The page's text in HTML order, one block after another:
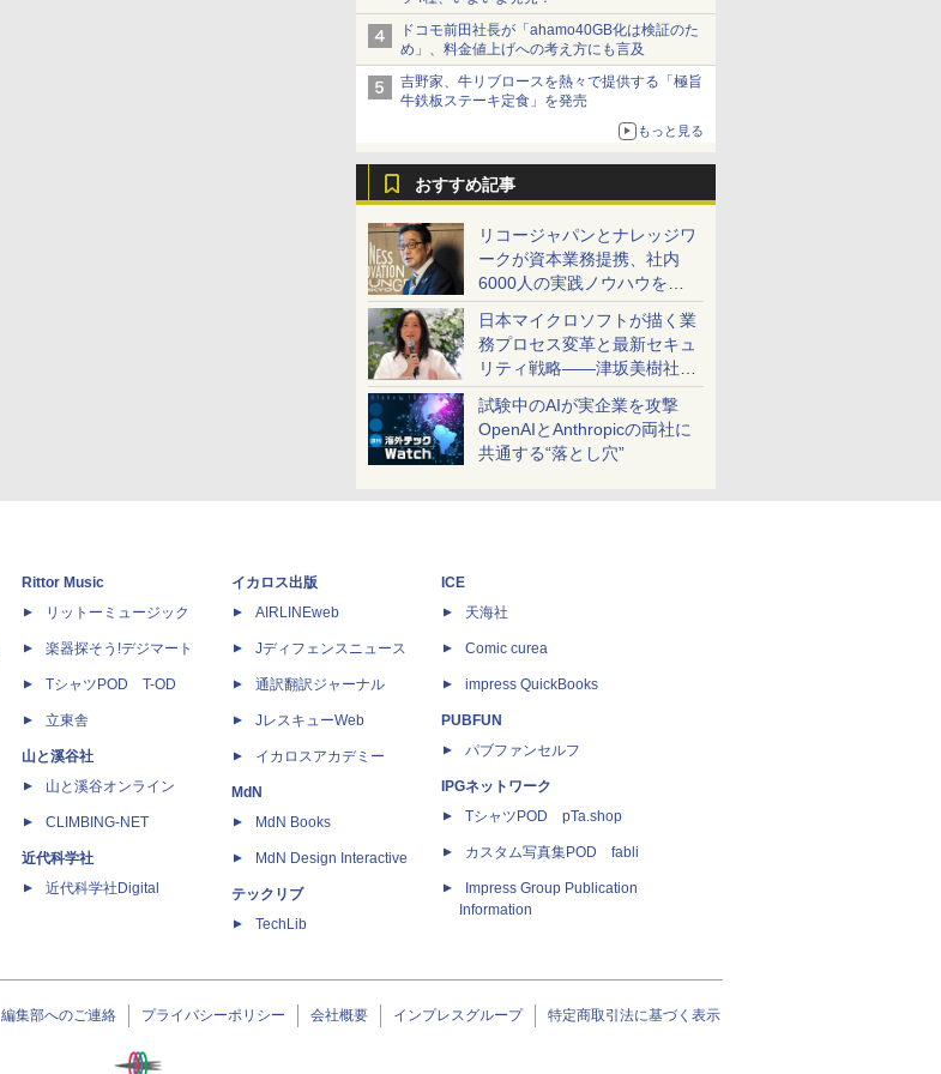
ドコモ前田社長が「ahamo40GB化は検証のた
め」、料金値上げへの考え方にも言及
吉野家、牛リブロースを熱々で提供する「極旨
牛鉄板ステーキ定食」を発売
もっと見る
おすすめ記事
リコージャパンとナレッジワ
ークが資本業務提携、社内
6000人の実践ノウハウを生
かした「AI商談記録 for
RICOH」を展開へ
日本マイクロソフトが描く業
務プロセス変革と最新セキュ
リティ戦略――津坂美樹社長
が2027年度戦略を説明
試験中のAIが実企業を攻撃
OpenAIとAnthropicの両社に
共通する“落とし穴”
Rittor Music
リットーミュージック
楽器探そう!デジマート
TシャツPOD T-OD
立東舎
山と溪谷社
山と溪谷オンライン
CLIMBING-NET
近代科学社
近代科学社Digital
イカロス出版
AIRLINEweb
Jディフェンスニュース
通訳翻訳ジャーナル
JレスキューWeb
イカロスアカデミー
MdN
MdN Books
MdN Design Interactive
テックリブ
TechLib
ICE
天海社
Comic curea
impress QuickBooks
PUBFUN
パブファンセルフ
IPGネットワーク
TシャツPOD pTa.shop
カスタム写真集POD fabli
Impress Group Publication
Information
編集部へのご連絡 プライバシーポリシー 会社概要 インプレスグループ 特定商取引法に基づく表示